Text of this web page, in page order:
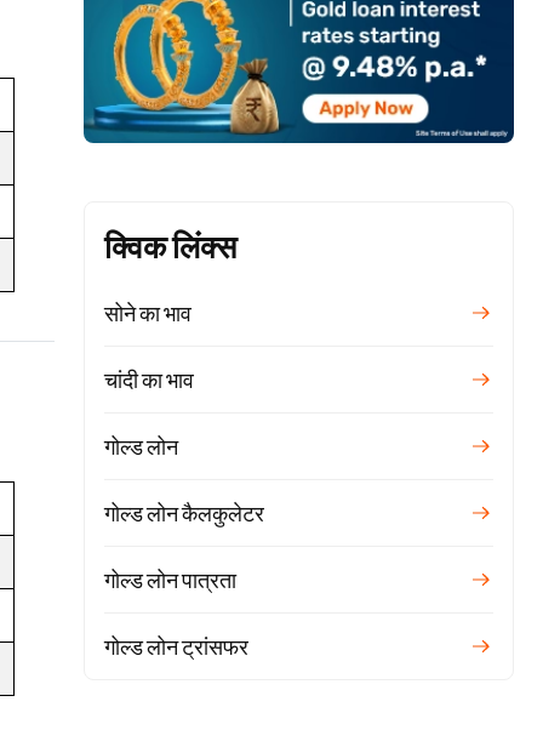
क्विक लिंक्स
सोने का भाव
चांदी का भाव
गोल्ड लोन
गोल्ड लोन कैलकुलेटर
गोल्ड लोन पात्रता
गोल्ड लोन ट्रांसफर